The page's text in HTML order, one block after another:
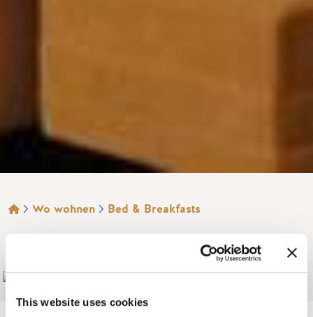
This website uses cookies
BROTKRÜMEL
Wo wohnen Bed & Breakfasts
HOME LODGE
Add to My Trip